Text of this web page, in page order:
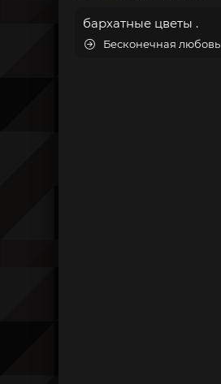
бархатные цветы .
Бесконечная любовь